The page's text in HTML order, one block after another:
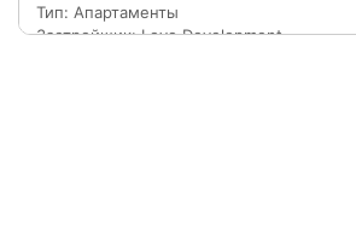
Тип: Апартаменты
Застройщик: Loyo Development